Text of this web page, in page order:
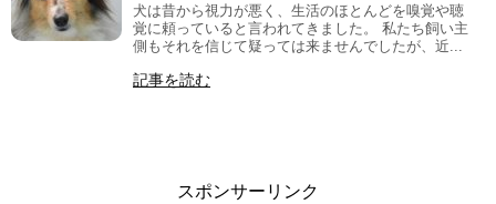
犬は昔から視力が悪く、生活のほとんどを嗅覚や聴
覚に頼っていると言われてきました。 私たち飼い主
側もそれを信じて疑っては来ませんでしたが、近...
記事を読む
スポンサーリンク